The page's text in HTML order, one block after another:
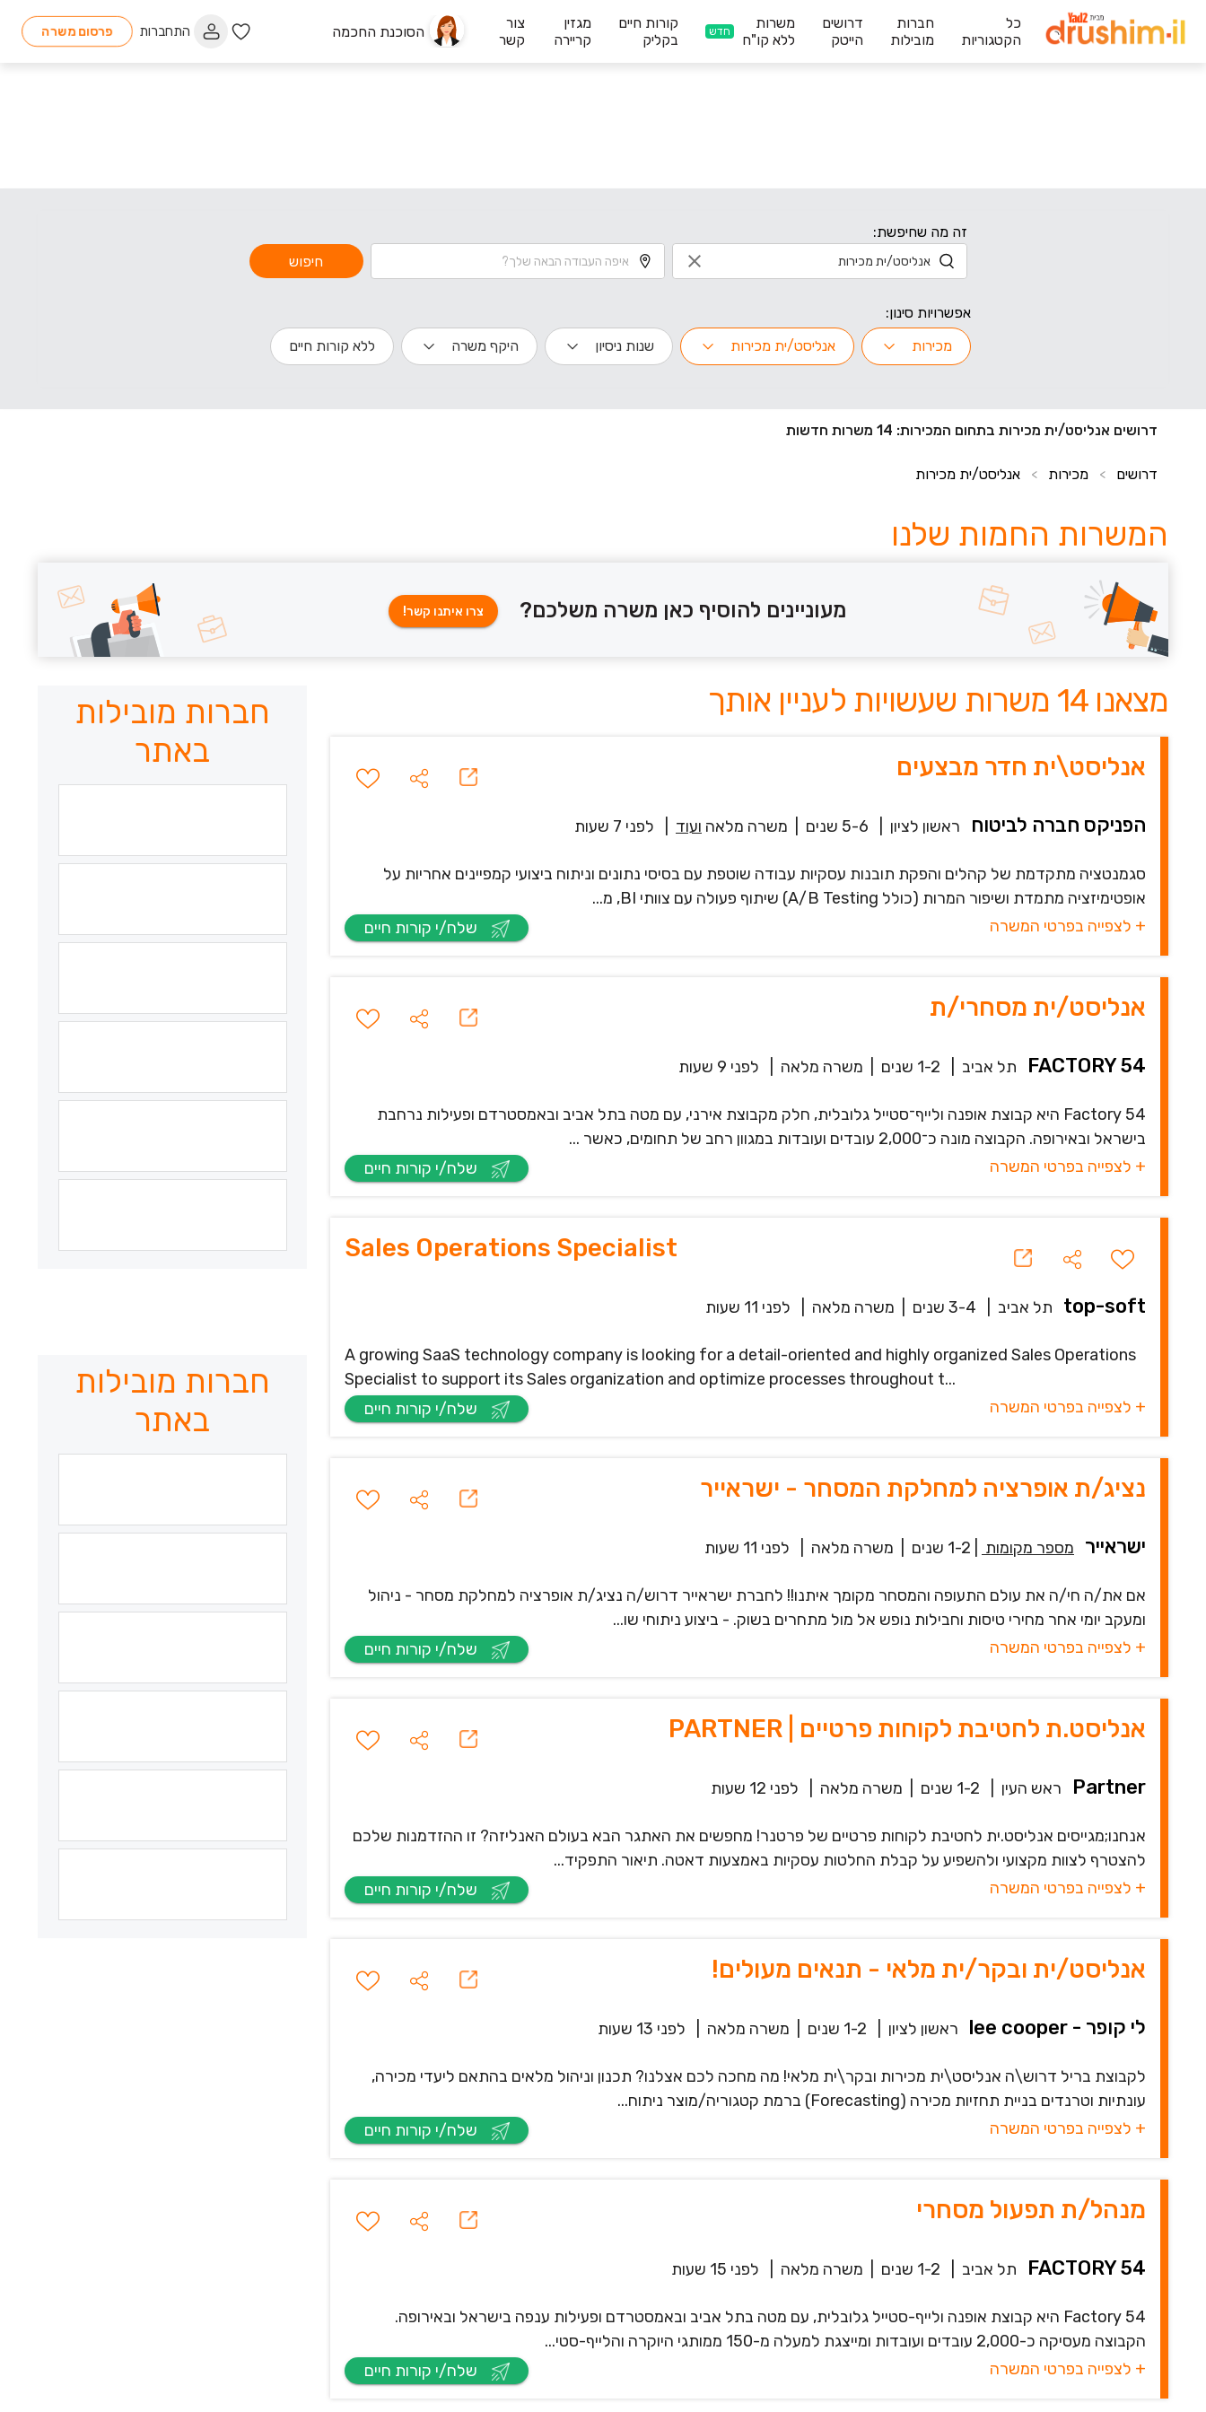
כל
הקטגוריות
חברות
מובילות
דרושים
הייטק
משרות
ללא קו"ח
חדש
קורות חיים
בקליק
מגזין
קריירה
צור
קשר
הסוכנת החכמה התחברות פרסום משרה
זה מה שחיפשת:
חיפוש
אפשרויות סינון:
מכירות
אנליסט/ית מכירות שנות ניסיון היקף משרה ללא קורות חיים
דרושים אנליסט/ית מכירות בתחום המכירות: 14 משרות חדשות
דרושים > מכירות > אנליסט/ית מכירות
המשרות החמות שלנו
מעוניינים להוסיף כאן משרה משלכם? צרו איתנו קשר!
מצאנו 14 משרות שעשויות לעניין אותך
אנליסט\ית חדר מבצעים
הפניקס חברה לביטוח ראשון לציון 5-6 שנים משרה מלאה ועוד לפני 7 שעות
סגמנטציה מתקדמת של קהלים והפקת תובנות עסקיות עבודה שוטפת עם בסיסי נתונים וניתוח ביצועי קמפיינים אחריות על
אופטימיזציה מתמדת ושיפור המרות (כולל A/B Testing) שיתוף פעולה עם צוותי BI, מ...
+ לצפייה בפרטי המשרה
אנליסט/ית מסחרי/ת
FACTORY 54 תל אביב 1-2 שנים משרה מלאה לפני 9 שעות
Factory 54 היא קבוצת אופנה ולייף־סטייל גלובלית, חלק מקבוצת אירני, עם מטה בתל אביב ובאמסטרדם ופעילות נרחבת
בישראל ובאירופה. הקבוצה מונה כ־2,000 עובדים ועובדות במגוון רחב של תחומים, כאשר ...
+ לצפייה בפרטי המשרה
Sales Operations Specialist
top-soft תל אביב 3-4 שנים משרה מלאה לפני 11 שעות
A growing SaaS technology company is looking for a detail-oriented and highly organized Sales Operations
Specialist to support its Sales organization and optimize processes throughout t...
+ לצפייה בפרטי המשרה
נציג/ת אופרציה למחלקת המסחר - ישראייר
ישראייר מספר מקומות 1-2 שנים משרה מלאה לפני 11 שעות
אם את/ה חי/ה את עולם התעופה והמסחר מקומך איתנו!! לחברת ישראייר דרוש/ה נציג/ת אופרציה למחלקת מסחר - ניהול
ומעקב יומי אחר מחירי טיסות וחבילות נופש אל מול מתחרים בשוק. - ביצוע ניתוחי שו...
+ לצפייה בפרטי המשרה
אנליסט.ת לחטיבת לקוחות פרטיים | PARTNER
Partner ראש העין 1-2 שנים משרה מלאה לפני 12 שעות
אנחנו;מגייסים אנליסט.ית לחטיבת לקוחות פרטיים של פרטנר! מחפשים את האתגר הבא בעולם האנליזה? זו ההזדמנות שלכם
להצטרף לצוות מקצועי ולהשפיע על קבלת החלטות עסקיות באמצעות דאטה. תיאור התפקיד...
+ לצפייה בפרטי המשרה
אנליסט/ית ובקר/ית מלאי - תנאים מעולים!
לי קופר - lee cooper ראשון לציון 1-2 שנים משרה מלאה לפני 13 שעות
לקבוצת בריל דרוש\ה אנליסט\ית מכירות ובקר\ית מלאי! מה מחכה לכם אצלנו? תכנון וניהול מלאים בהתאם ליעדי מכירה,
עונתיות וטרנדים בניית תחזיות מכירה (Forecasting) ברמת קטגוריה/מוצר ניתוח...
+ לצפייה בפרטי המשרה
מנהל/ת תפעול מסחרי
FACTORY 54 תל אביב 1-2 שנים משרה מלאה לפני 15 שעות
Factory 54 היא קבוצת אופנה ולייף-סטייל גלובלית, עם מטה בתל אביב ובאמסטרדם ופעילות ענפה בישראל ובאירופה.
הקבוצה מעסיקה כ-2,000 עובדים ועובדות ומייצגת למעלה מ-150 ממותגי היוקרה והלייף-סטי...
+ לצפייה בפרטי המשרה
חברות מובילות
באתר
חברות מובילות
באתר